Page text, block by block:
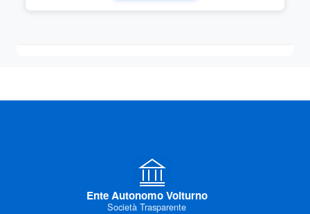
Ente Autonomo Volturno
Società Trasparente